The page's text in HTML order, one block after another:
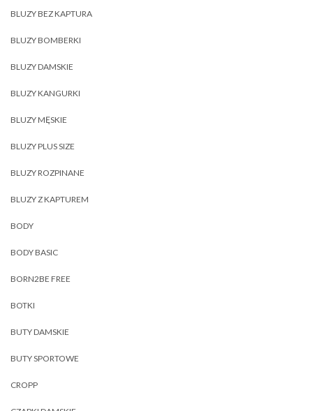
BLUZY BEZ KAPTURA
BLUZY BOMBERKI
BLUZY DAMSKIE
BLUZY KANGURKI
BLUZY MĘSKIE
BLUZY PLUS SIZE
BLUZY ROZPINANE
BLUZY Z KAPTUREM
BODY
BODY BASIC
BORN2BE FREE
BOTKI
BUTY DAMSKIE
BUTY SPORTOWE
CROPP